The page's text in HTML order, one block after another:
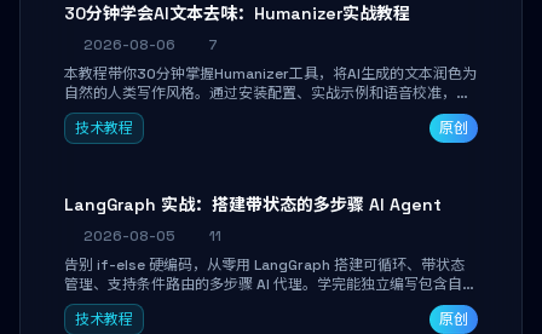
30分钟学会AI文本去味：Humanizer实战教程
2026-08-06
7
本教程带你30分钟掌握Humanizer工具，将AI生成的文本润色为
自然的人类写作风格。通过安装配置、实战示例和语音校准，让
你的内容告别AI痕迹，匹配个人写作习惯，适合内容创作者和技
术博主。
技术教程 原创
LangGraph 实战：搭建带状态的多步骤 AI Agent
2026-08-05
11
告别 if-else 硬编码，从零用 LangGraph 搭建可循环、带状态
管理、支持条件路由的多步骤 AI 代理。学完能独立编写包含自动
决策、工具调用和持久化状态的复杂工作流，并避开递归溢出、
状态丢失等常见坑点。
技术教程 原创